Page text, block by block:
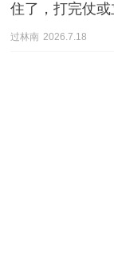
住了，打完仗
过林南 2026.7.18